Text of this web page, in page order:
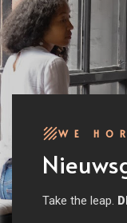
WE
Take the leap.